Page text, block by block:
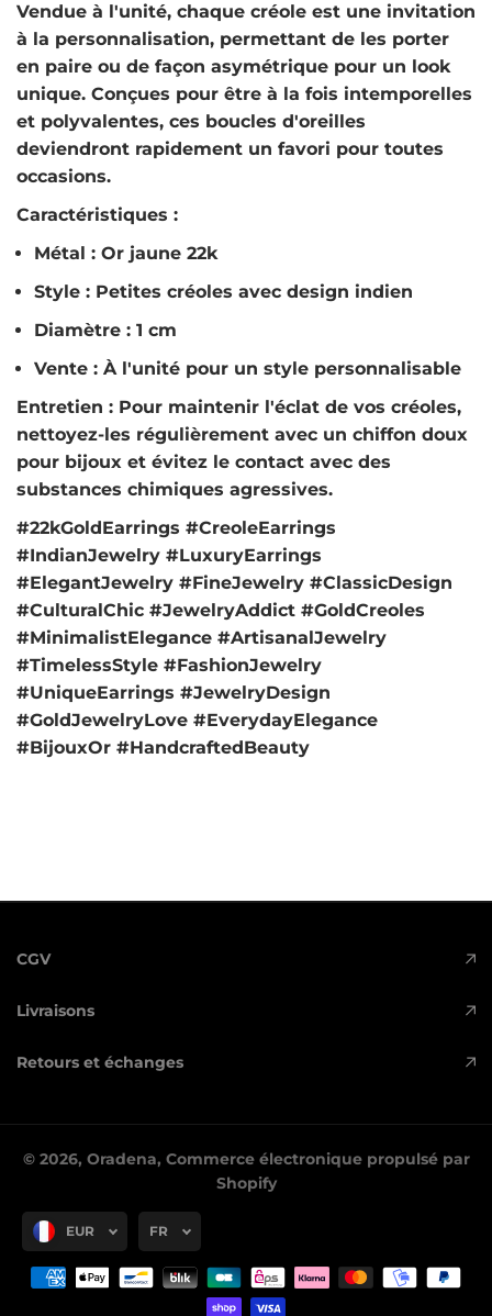
Vendue à l'unité, chaque créole est une invitation
à la personnalisation, permettant de les porter
en paire ou de façon asymétrique pour un look
unique. Conçues pour être à la fois intemporelles
et polyvalentes, ces boucles d'oreilles
deviendront rapidement un favori pour toutes
occasions.
Caractéristiques :
Métal : Or jaune 22k
Style : Petites créoles avec design indien
Diamètre : 1 cm
Vente : À l'unité pour un style personnalisable
Entretien : Pour maintenir l'éclat de vos créoles,
nettoyez-les régulièrement avec un chiffon doux
pour bijoux et évitez le contact avec des
substances chimiques agressives.
#22kGoldEarrings #CreoleEarrings
#IndianJewelry #LuxuryEarrings
#ElegantJewelry #FineJewelry #ClassicDesign
#CulturalChic #JewelryAddict #GoldCreoles
#MinimalistElegance #ArtisanalJewelry
#TimelessStyle #FashionJewelry
#UniqueEarrings #JewelryDesign
#GoldJewelryLove #EverydayElegance
#BijouxOr #HandcraftedBeauty
CGV
Livraisons
Retours et échanges
© 2026, Oradena, Commerce électronique propulsé par
Shopify
EUR FR